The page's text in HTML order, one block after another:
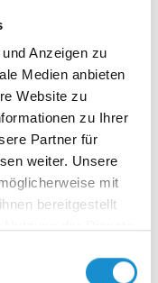
Anzeigen zu
Medien anbieten
Website zu
zu Ihrer
Partner für
weiter. Unsere
mit
bereitgestellt
und
mit
weniger
und HR.
Schritte schnell
Unterlagen für die